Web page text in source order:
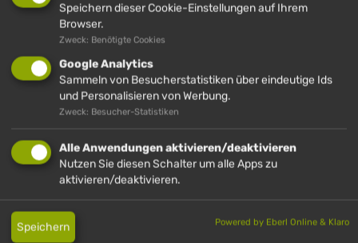
IMBERG HÜNDLE
Hinterstaufen 10
87534 Oberstaufen (D)
info@huendle.de
Speichern dieser Cookie-Einstellungen auf Ihrem
Browser.
Zweck: Benötigte Cookies
Google Analytics
Sammeln von Besucherstatistiken über eindeutige Ids
und Personalisieren von Werbung.
Zweck: Besucher-Statistiken
Alle Anwendungen aktivieren/deaktivieren
Nutzen Sie diesen Schalter um alle Apps zu
aktivieren/deaktivieren.
Speichern Powered by Eberl Online & Klaro